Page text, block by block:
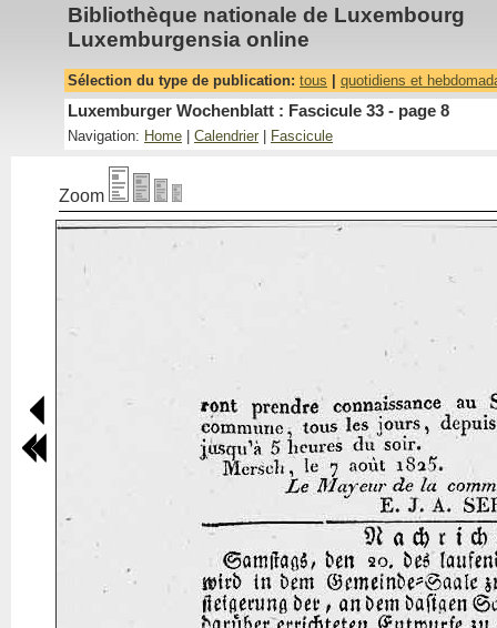
Bibliothèque nationale de Luxembourg
Luxemburgensia online
Sélection du type de publication: tous quotidiens et
Luxemburger Wochenblatt : Fascicule 33 - page 8
Navigation: Home Calendrier Fascicule
Zoom